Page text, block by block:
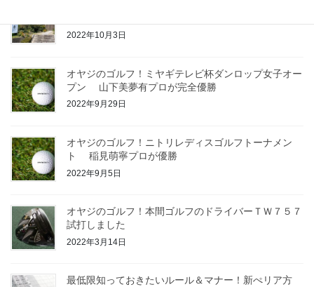
2022年10月3日
オヤジのゴルフ！ミヤギテレビ杯ダンロップ女子オー
プン 山下美夢有プロが完全優勝
2022年9月29日
オヤジのゴルフ！ニトリレディスゴルフトーナメン
ト 稲見萌寧プロが優勝
2022年9月5日
オヤジのゴルフ！本間ゴルフのドライバーＴＷ７５７
試打しました
2022年3月14日
最低限知っておきたいルール＆マナー！新ぺリア方